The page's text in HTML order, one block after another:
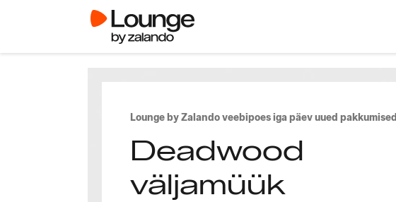
Lounge by Zalando veebipoes iga päev uued pakkumised
Deadwood
väljamüük